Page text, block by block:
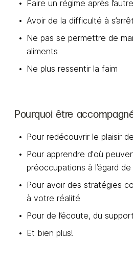
Faire un régime après l’autre
Avoir de la difficulté à
Ne pas se permettre de
aliments
Ne plus ressentir la faim
Pourquoi être
Pour redécouvrir le plaisir
Pour apprendre d'où
préoccupations à l’égard de
Pour avoir des stratégies
à votre réalité
Pour de l’écoute, du
Et bien plus!